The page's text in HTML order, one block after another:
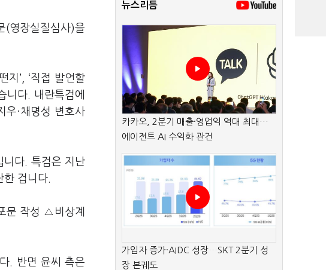
(영장실질심사)을
지’, ‘직접 발언할
니다. 내란특검에
우·채명성 변호사
니다. 특검은 지난
겁니다.
문 작성 △비상계
. 반면 윤씨 측은
뉴스리듬
카카오, 2분기 매출·영업익 역대 최대…
에이전트 AI 수익화 관건
가입자 증가·AIDC 성장…SKT 2분기 성
장 본궤도